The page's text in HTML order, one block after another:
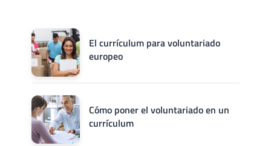
El currículum para voluntariado
europeo
Cómo poner el voluntariado en un
currículum